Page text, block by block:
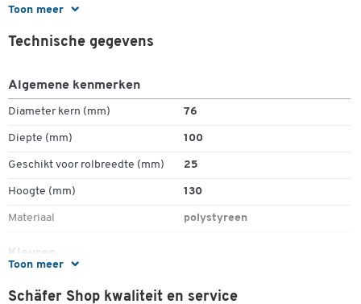
Toon meer
Toon meer
Technische gegevens
Algemene kenmerken
Diameter kern (mm) 76
Diepte (mm) 100
Geschikt voor rolbreedte (mm) 25
Hoogte (mm) 130
Materiaal polystyreen
Kleuren
Schäfer Shop kwaliteit en service